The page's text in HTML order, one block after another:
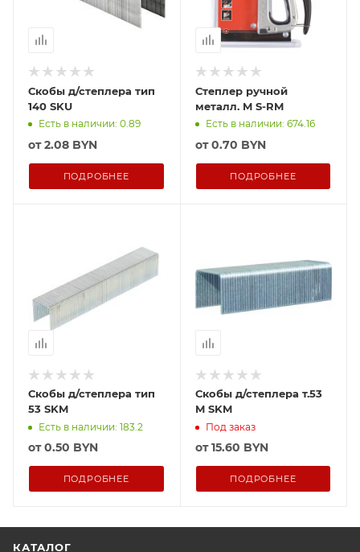
Скобы д/степлера тип
140 SKU
Есть в наличии: 0.89
от2.08 BYN
ПОДРОБНЕЕ
Степлер ручной
металл. M S-RM
Есть в наличии: 674.16
от0.70 BYN
ПОДРОБНЕЕ
Скобы д/степлера тип
53 SKM
Есть в наличии: 183.2
от0.50 BYN
ПОДРОБНЕЕ
Скобы д/степлера т.53
M SKM
Под заказ
от15.60 BYN
ПОДРОБНЕЕ
КАТАЛОГ